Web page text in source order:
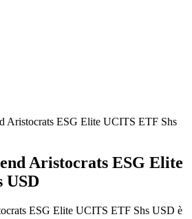
Aristocrats ESG Elite UCITS ETF Shs
Aristocrats ESG Elite
USD
ESG Elite UCITS ETF Shs USD è